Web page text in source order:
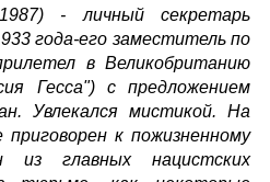
- личный секретарь
года-его заместитель по
в Великобританию
Гесса") с предложением
Увлекался мистикой. На
к пожизненному
из главных нацистских